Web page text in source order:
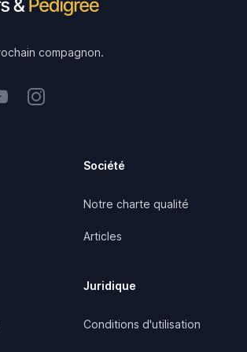
compagnon.
Instagram
Société
Notre charte qualité
Articles
Juridique
Conditions d'utilisation